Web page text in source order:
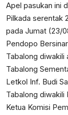
Apel pasukan ini
Pilkada serentak
pada Jumat (23/
Pendopo
Tabalong diwakili
Tabalong
Letkol Inf. Budi
Tabalong diwakili
Ketua Komisi